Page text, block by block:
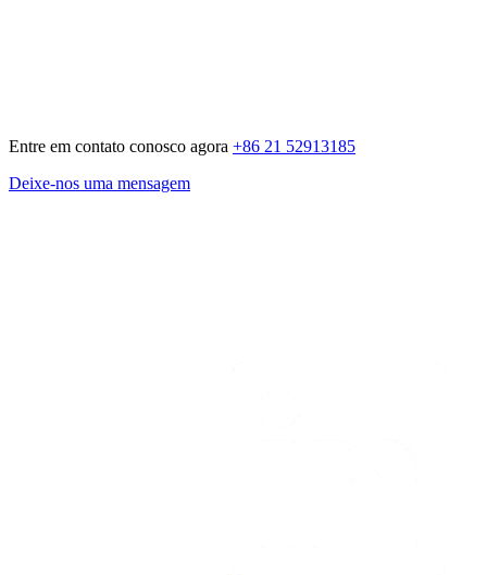
Entre em contato conosco agora +86 21 52913185
Deixe-nos uma mensagem